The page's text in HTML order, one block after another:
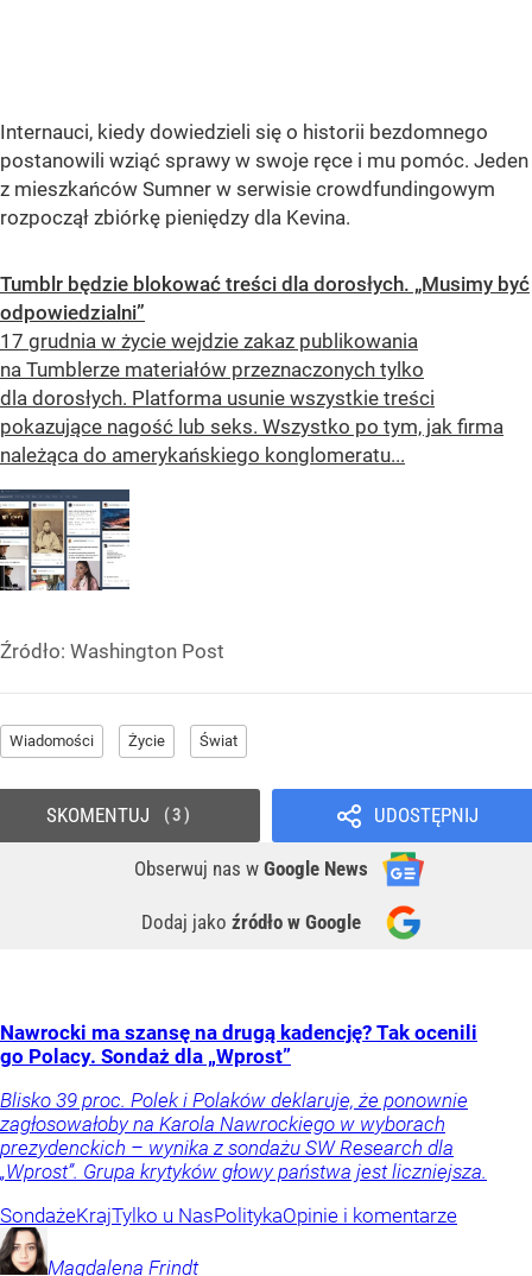
Internauci, kiedy dowiedzieli się o historii bezdomnego
postanowili wziąć sprawy w swoje ręce i mu pomóc. Jeden
z mieszkańców Sumner w serwisie crowdfundingowym
rozpoczął zbiórkę pieniędzy dla Kevina.
Tumblr będzie blokować treści dla dorosłych. „Musimy być
odpowiedzialni”
17 grudnia w życie wejdzie zakaz publikowania
na Tumblerze materiałów przeznaczonych tylko
dla dorosłych. Platforma usunie wszystkie treści
pokazujące nagość lub seks. Wszystko po tym, jak firma
należąca do amerykańskiego konglomeratu...
Źródło: Washington Post
Wiadomości Życie Świat
UDOSTĘPNIJ
Obserwuj nas w Google News
Dodaj jako źródło w Google
SKOMENTUJ 3
Nawrocki ma szansę na drugą kadencję? Tak ocenili
go Polacy. Sondaż dla „Wprost”
Blisko 39 proc. Polek i Polaków deklaruje, że ponownie
zagłosowałoby na Karola Nawrockiego w wyborach
prezydenckich – wynika z sondażu SW Research dla
„Wprost”. Grupa krytyków głowy państwa jest liczniejsza.
SondażeKrajTylko u NasPolitykaOpinie i komentarze
Magdalena Frindt